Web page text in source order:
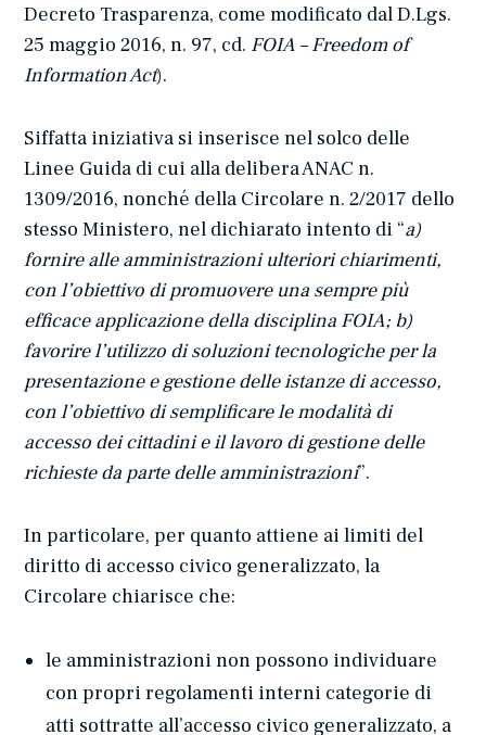
Decreto Trasparenza, come modificato dal D.Lgs.
25 maggio 2016, n. 97, cd. FOIA – Freedom of
Information Act).
Siffatta iniziativa si inserisce nel solco delle
Linee Guida di cui alla delibera ANAC n.
1309/2016, nonché della Circolare n. 2/2017 dello
stesso Ministero, nel dichiarato intento di “a)
fornire alle amministrazioni ulteriori chiarimenti,
con l’obiettivo di promuovere una sempre più
efficace applicazione della disciplina FOIA; b)
favorire l’utilizzo di soluzioni tecnologiche per la
presentazione e gestione delle istanze di accesso,
con l’obiettivo di semplificare le modalità di
accesso dei cittadini e il lavoro di gestione delle
richieste da parte delle amministrazioni”.
In particolare, per quanto attiene ai limiti del
diritto di accesso civico generalizzato, la
Circolare chiarisce che:
le amministrazioni non possono individuare
con propri regolamenti interni categorie di
atti sottratte all’accesso civico generalizzato, a